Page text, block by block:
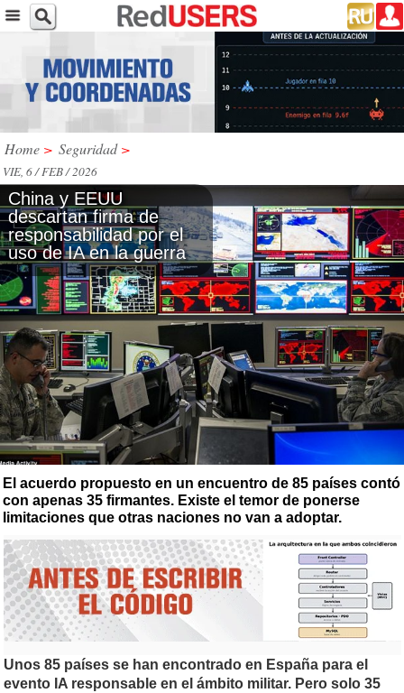
Home > Seguridad >
VIE, 6 / FEB / 2026
China y EEUU
descartan firma de
responsabilidad por el
uso de IA en la guerra
El acuerdo propuesto en un encuentro de 85 países contó
con apenas 35 firmantes. Existe el temor de ponerse
limitaciones que otras naciones no van a adoptar.
Unos 85 países se han encontrado en España para el
evento IA responsable en el ámbito militar. Pero solo 35